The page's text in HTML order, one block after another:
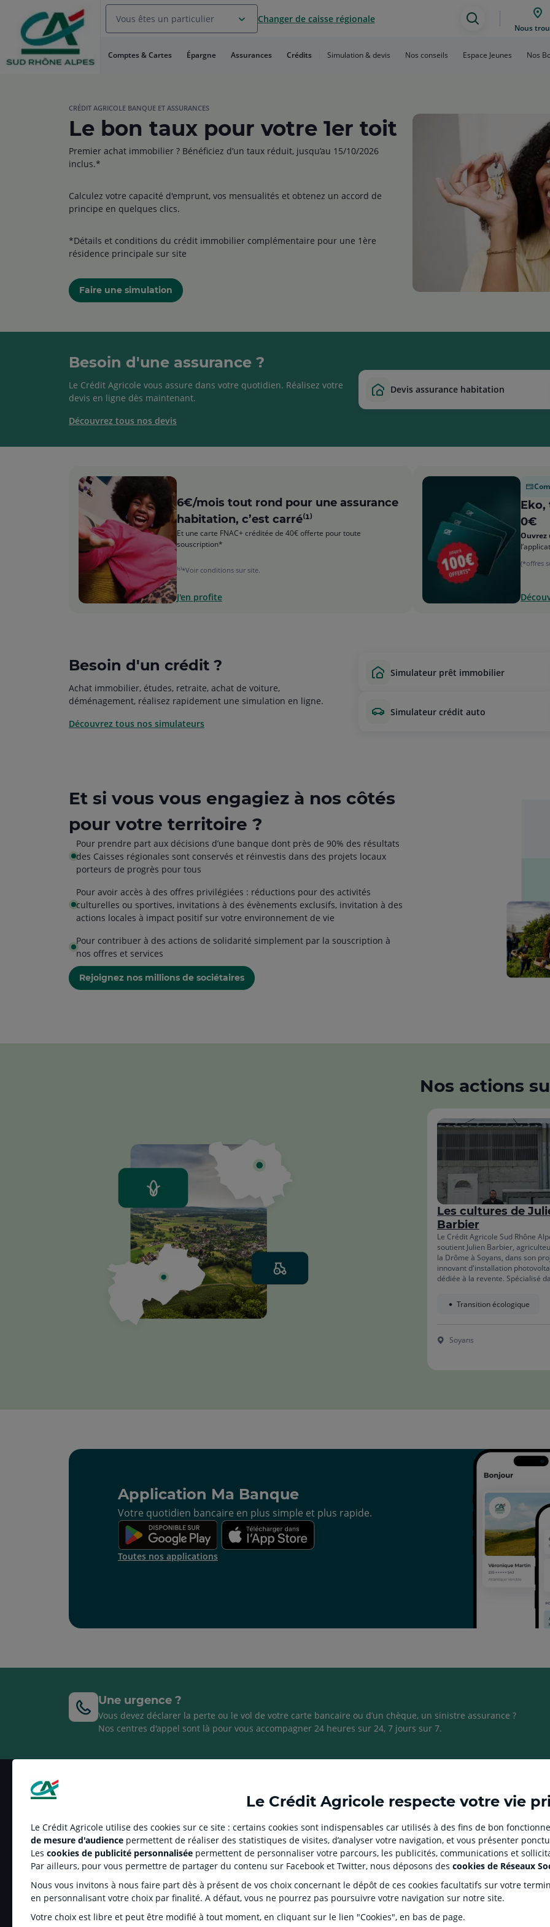
Le Crédit Agricole respecte votre vie
Le Crédit Agricole utilise des cookies sur ce site : certains cookies sont indispensables car utilisés à des fins de bon
de mesure d'audience permettent de réaliser des statistiques de visites, d’analyser votre navigation, et vous présenter
Les cookies de publicité personnalisée permettent de personnaliser votre parcours, les publicités, communications et
Par ailleurs, pour vous permettre de partager du contenu sur Facebook et Twitter, nous déposons des cookies de Réseaux
Nous vous invitons à nous faire part dès à présent de vos choix concernant le dépôt de ces cookies facultatifs sur votre
en personnalisant votre choix par finalité. A défaut, vous ne pourrez pas poursuivre votre navigation sur notre site.
Votre choix est libre et peut être modifié à tout moment, en cliquant sur le lien "Cookies", en bas de page.
au
Menu
Aller au
Contenu
Vous êtes un particulier Changer de caisse régionale
Assistance
de
Nous
Comptes & Cartes Épargne Assurances Crédits Simulation & devis Nos conseils Espace Jeunes Nos
CRÉDIT AGRICOLE BANQUE ET ASSURANCES
Le bon taux pour votre 1er toit
Premier achat immobilier ? Bénéficiez d’un taux réduit, jusqu’au 15/10/2026
inclus.*
Calculez votre capacité d'emprunt, vos mensualités et obtenez un accord de
principe en quelques clics.
*Détails et conditions du crédit immobilier complémentaire pour une 1ère
résidence principale sur site
Faire une simulation
Besoin d'une assurance ?
Le Crédit Agricole vous assure dans votre quotidien. Réalisez votre
devis en ligne dès maintenant.
Découvrez tous nos devis
devis assurance habitation
6€/mois tout rond pour une assurance
habitation, c’est carré⁽¹⁾
Et une carte FNAC+ créditée de 40€ offerte pour toute
souscription*
⁽¹⁾*Voir conditions sur site.
J'en profite
Eko,
0€
Ouvrez
(*offres
Besoin d'un crédit ?
Achat immobilier, études, retraite, achat de voiture,
déménagement, réalisez rapidement une simulation en ligne.
Découvrez tous nos simulateurs
simulateur prêt immobilier
simulateur crédit auto
Et si vous vous engagiez à nos côtés
pour votre territoire ?
Pour prendre part aux décisions d’une banque dont près de 90% des résultats
des Caisses régionales sont conservés et réinvestis dans des projets locaux
porteurs de progrès pour tous
Pour avoir accès à des offres privilégiées : réductions pour des activités
culturelles ou sportives, invitations à des évènements exclusifs, invitation à des
actions locales à impact positif sur votre environnement de vie
Pour contribuer à des actions de solidarité simplement par la souscription à
nos offres et services
Rejoignez nos millions de sociétaires
Nos actions
Les cultures de
Barbier
Le Crédit Agricole Sud Rhône
soutient Julien Barbier,
la Drôme à Soyans, dans son
innovant d'installation
dédiée à la revente. Spécialisé
viande, Julien bénéficie d'un
pour cette initiative durable. Ce
respectant les traditions agricoles
Transition écologique
Soyans
Application Ma Banque
Votre quotidien bancaire en plus simple et plus rapide.
Toutes nos applications
Une urgence ?
Vous devez déclarer la perte ou le vol de votre carte bancaire ou d’un chèque, un sinistre assurance ?
Nos centres d'appel sont là pour vous accompagner 24 heures sur 24, 7 jours sur 7.
Ouvert
dans
un
nouvel
onglet
:
aller
sur
la
dans
un
nouvel
onglet
:
Aller
sur
la
Ouvert
dans
un
nouvel
onglet
:
aller
sur
la
Ouvert
dans
un
nouvel
onglet
:
aller
sur
la
Ouvert
dans
un
nouvel
onglet
:
Aller
sur
LE CREDIT AGRICOLE
Informations réglementées
Banque coopérative
Ma caisse régionale
Groupe Crédit Agricole
RELATION BANQUE CLIENT
Réclamation et médiation
Tarifs
Informations réglementaires
Fonds de Garantie des Dépôts et de Résolution (FGDR)
SITES SPECIALISES
Prêt immobilier en ligne
J'écorénove mon logement
Agences immobilières
Square Habitat
Service de télésurveillance